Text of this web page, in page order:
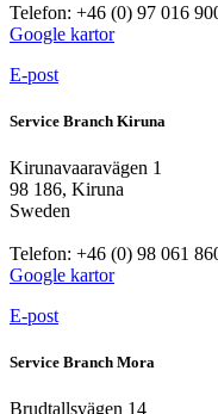
Telefon: +46 (0) 97 016
Google kartor
E-post
Service Branch Kiruna
Kirunavaaravägen 1
98 186, Kiruna
Sweden
Telefon: +46 (0) 98 061
Google kartor
E-post
Service Branch Mora
Brudtallsvägen 14